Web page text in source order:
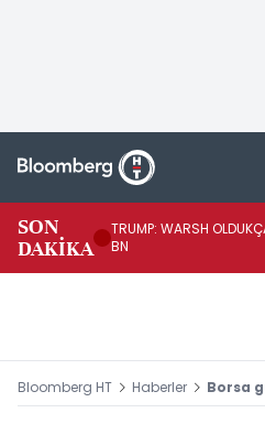
SON
DAKİKA
TRUMP: WARSH
BN
Bloomberg HT Haberler Borsa